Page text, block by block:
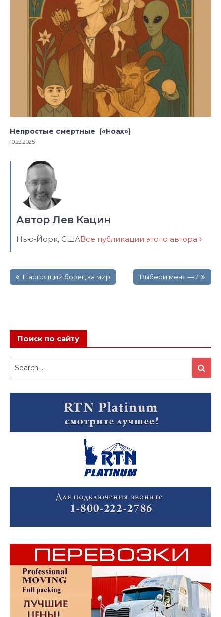
Непростые смертные («Ноах»)
10.22.2025
Автор Лев Кацин
Нью-Йорк, СШАВсе публикации этого автора
по Настоящий борец за мир Выбери меня — 2
Поиск по сайту
Search
for:
Search